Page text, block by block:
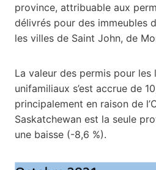
province, attribuable aux
délivrés pour des immeubles
les villes de Saint John, de
La valeur des permis pour les
unifamiliaux s’est accrue de
principalement en raison de
Saskatchewan est la seule
une baisse (-8,6 %).